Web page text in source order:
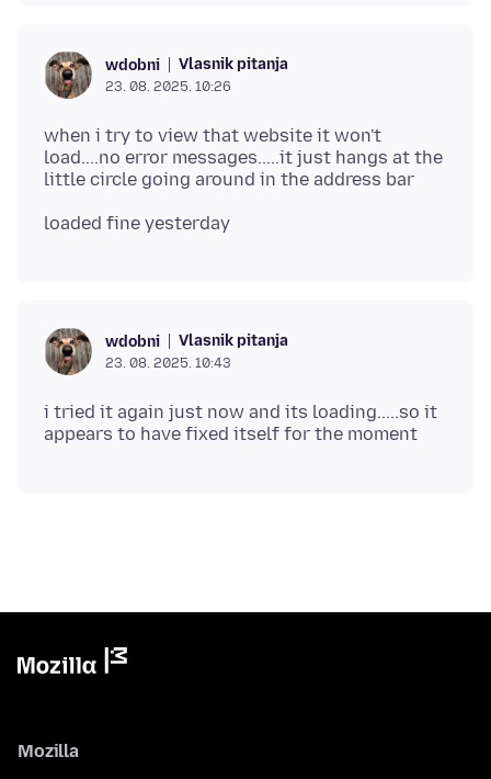
wdobni Vlasnik pitanja
23. 08. 2025. 10:26
when i try to view that website it won't
load....no error messages.....it just hangs at the
wdobni Vlasnik pitanja
23. 08. 2025. 10:43
i tried it again just now and its loading.....so it
Mozilla